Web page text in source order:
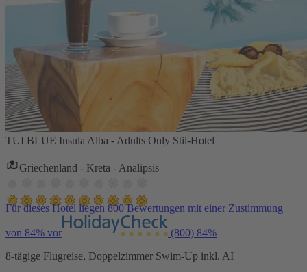
TUI BLUE Insula Alba - Adults Only Stil-Hotel
Griechenland - Kreta - Analipsis
Für dieses Hotel liegen 800 Bewertungen mit einer Zustimmung
von 84% vor (800) 84%
8-tägige Flugreise, Doppelzimmer Swim-Up inkl. AI